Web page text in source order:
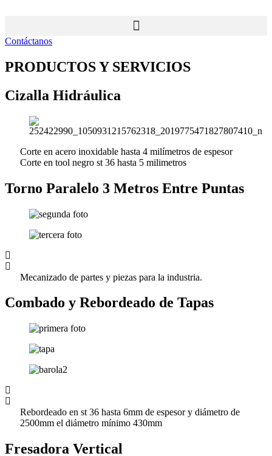
Contáctanos
PRODUCTOS Y SERVICIOS
Cizalla Hidráulica
Corte en acero inoxidable hasta 4 milímetros de espesor
Corte en tool negro st 36 hasta 5 milimetros
Torno Paralelo 3 Metros Entre Puntas
Mecanizado de partes y piezas para la industria.
Combado y Rebordeado de Tapas
Rebordeado en st 36 hasta 6mm de espesor y diámetro de
2500mm el diámetro mínimo 430mm
Fresadora Vertical